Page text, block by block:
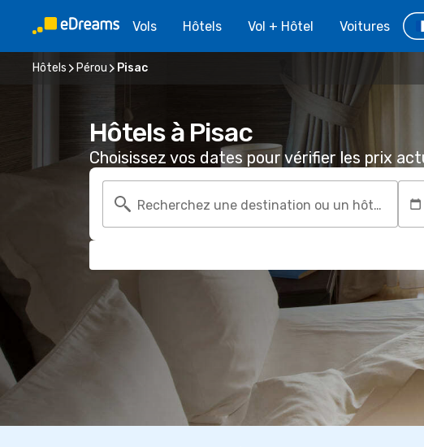
Vols Hôtels Vol + Hôtel Voitures
Hôtels Pérou Pisac
Hôtels à Pisac
Choisissez vos dates pour vérifier les prix
Recherchez une destination ou un hôtel